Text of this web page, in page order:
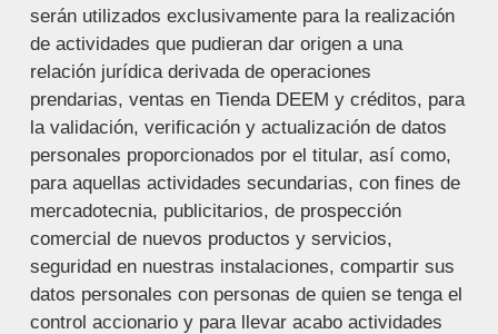
serán utilizados exclusivamente para la realización
de actividades que pudieran dar origen a una
relación jurídica derivada de operaciones
prendarias, ventas en Tienda DEEM y créditos, para
la validación, verificación y actualización de datos
personales proporcionados por el titular, así como,
para aquellas actividades secundarias, con fines de
mercadotecnia, publicitarios, de prospección
comercial de nuevos productos y servicios,
seguridad en nuestras instalaciones, compartir sus
datos personales con personas de quien se tenga el
control accionario y para llevar acabo actividades